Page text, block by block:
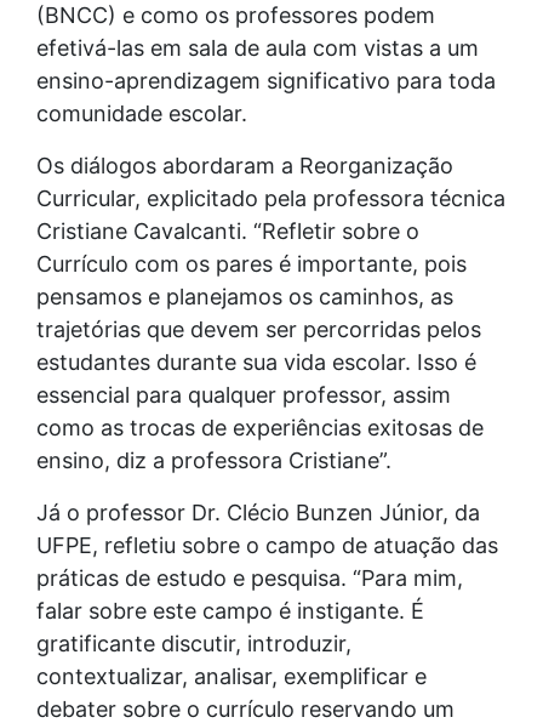
(BNCC) e como os professores podem
efetivá-las em sala de aula com vistas a um
ensino-aprendizagem significativo para toda
comunidade escolar.
Os diálogos abordaram a Reorganização
Curricular, explicitado pela professora técnica
Cristiane Cavalcanti. “Refletir sobre o
Currículo com os pares é importante, pois
pensamos e planejamos os caminhos, as
trajetórias que devem ser percorridas pelos
estudantes durante sua vida escolar. Isso é
essencial para qualquer professor, assim
como as trocas de experiências exitosas de
ensino, diz a professora Cristiane”.
Já o professor Dr. Clécio Bunzen Júnior, da
UFPE, refletiu sobre o campo de atuação das
práticas de estudo e pesquisa. “Para mim,
falar sobre este campo é instigante. É
gratificante discutir, introduzir,
contextualizar, analisar, exemplificar e
debater sobre o currículo reservando um